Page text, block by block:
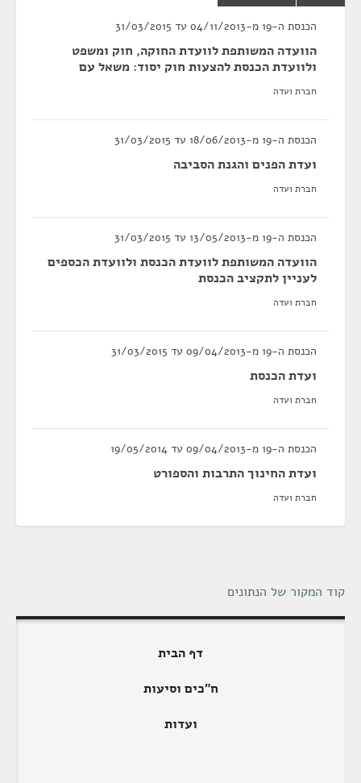
הכנסת ה-19 מ-04/11/2013 עד 31/03/2015
הוועדה המשותפת לוועדת החוקה, חוק ומשפט
ולוועדת הכנסת להצעות חוק יסוד: משאל עם
חברת ועדה
הכנסת ה-19 מ-18/06/2013 עד 31/03/2015
ועדת הפנים והגנת הסביבה
חברת ועדה
הכנסת ה-19 מ-13/05/2013 עד 31/03/2015
הוועדה המשותפת לוועדת הכנסת ולוועדת הכספים
לעניין לתקציב הכנסת
חברת ועדה
הכנסת ה-19 מ-09/04/2013 עד 31/03/2015
ועדת הכנסת
חברת ועדה
הכנסת ה-19 מ-09/04/2013 עד 19/05/2014
ועדת החינוך התרבות והספורט
חברת ועדה
קוד המקור של הנתונים
דף הבית
ח"כים וסיעות
ועדות